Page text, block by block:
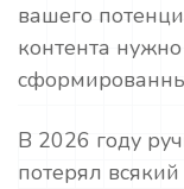
вашего
контента
В 2026 году
потерял